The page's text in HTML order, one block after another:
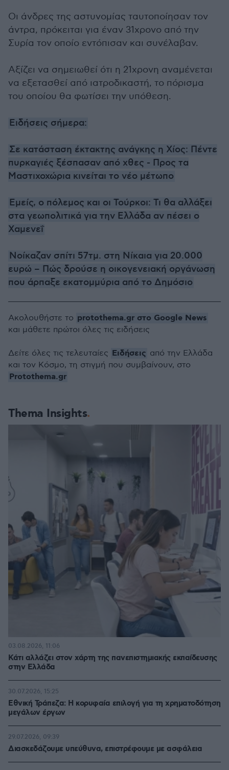
Οι άνδρες της αστυνομίας ταυτοποίησαν τον
άντρα, πρόκειται για έναν 31χρονο από την
Συρία τον οποίο εντόπισαν και συνέλαβαν.
Αξίζει να σημειωθεί ότι η 21χρονη αναμένεται
να εξετασθεί από ιατροδικαστή, το πόρισμα
του οποίου θα φωτίσει την υπόθεση.
Ειδήσεις σήμερα:
Σε κατάσταση έκτακτης ανάγκης η Χίος: Πέντε
πυρκαγιές ξέσπασαν από χθες - Προς τα
Μαστιχοχώρια κινείται το νέο μέτωπο
Εμείς, ο πόλεμος και οι Τούρκοι: Τι θα αλλάξει
στα γεωπολιτικά για την Ελλάδα αν πέσει ο
Χαμενεΐ
Νοίκαζαν σπίτι 57τμ. στη Νίκαια για 20.000
ευρώ – Πώς δρούσε η οικογενειακή οργάνωση
που άρπαξε εκατομμύρια από το Δημόσιο
Thema Insights
Κάτι αλλάζει στον χάρτη της πανεπιστημιακής εκπαίδευσης
στην Ελλάδα
03.08.2026, 11:06
Εθνική Τράπεζα: Η κορυφαία επιλογή για τη χρηματοδότηση
μεγάλων έργων
30.07.2026, 15:25
Διασκεδάζουμε υπεύθυνα, επιστρέφουμε με ασφάλεια
29.07.2026, 09:39
Ακολουθήστε το protothema.gr στο Google News
και μάθετε πρώτοι όλες τις ειδήσεις
Δείτε όλες τις τελευταίες Ειδήσεις από την Ελλάδα
και τον Κόσμο, τη στιγμή που συμβαίνουν, στο
Protothema.gr